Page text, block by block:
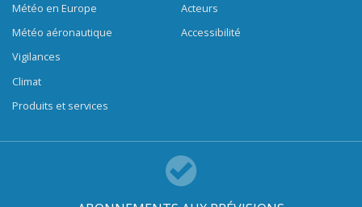
Météo en Europe
Météo aéronautique
Vigilances
Climat
Produits et services
Acteurs
Accessibilité